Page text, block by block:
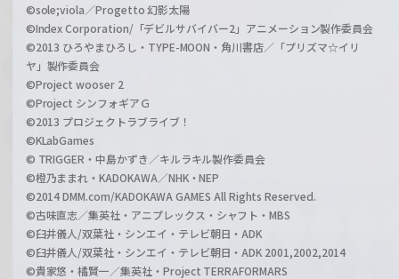
©sole;viola／Progetto 幻影太陽
©Index Corporation/「デビルサバイバー2」アニメーション製作委員会
©2013 ひろやまひろし・TYPE-MOON・角川書店／「プリズマ☆イリ
ヤ」製作委員会
©Project wooser 2
©Project シンフォギアＧ
©2013 プロジェクトラブライブ！
©KLabGames
© TRIGGER・中島かずき／キルラキル製作委員会
©橙乃ままれ・KADOKAWA／NHK・NEP
©2014 DMM.com/KADOKAWA GAMES All Rights Reserved.
©古味直志／集英社・アニプレックス・シャフト・MBS
©臼井儀人/双葉社・シンエイ・テレビ朝日・ADK
©臼井儀人/双葉社・シンエイ・テレビ朝日・ADK 2001,2002,2014
©貴家悠・橘賢一／集英社・Project TERRAFORMARS